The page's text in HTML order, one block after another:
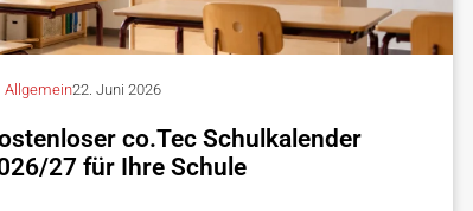
Allgemein22. Juni 2026
co.Tec Schulkalender
27 für Ihre Schule